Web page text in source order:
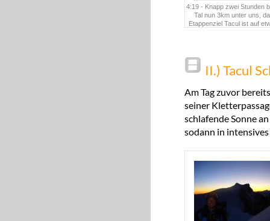
4:19 - Knapp zwei Stunden
Tal nun 3km unter uns,
Etappenziel Tacul ist auf
II.) Tacul
Am Tag zuvor
seiner
schlafende Sonne
sodann in